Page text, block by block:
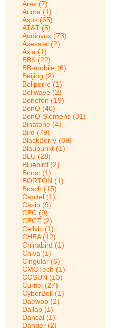
Ares (7)
Arima (1)
Asus (65)
AT&T (5)
Audiovox (73)
Axesstel (2)
Axia (1)
BBK (22)
BB-mobile (6)
Beijing (2)
Bellperre (1)
Bellwave (2)
Benefon (19)
BenQ (40)
BenQ-Siemens (31)
Binatone (4)
Bird (79)
BlackBerry (69)
Blaupunkt (1)
BLU (28)
Bluebird (2)
Boost (1)
BORTON (1)
Bosch (15)
Capitel (1)
Casio (9)
CEC (9)
CECT (2)
Cellvic (1)
CHEA (12)
Chinabird (1)
Chiva (1)
Cingular (6)
CMOTech (1)
COSUN (13)
Curitel (27)
CyberBell (1)
Daewoo (2)
Dallab (1)
Dancal (1)
Danger (2)